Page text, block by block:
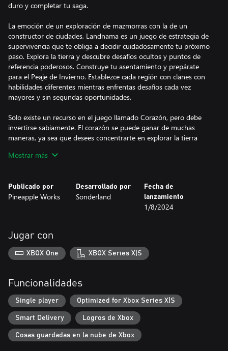
duro y completar tu saga.
La emoción de un exploración de mazmorras con la de un
constructor de ciudades, Landnama es un juego de estrategia de
supervivencia que te obliga a decidir cuidadosamente tu próximo
paso. Explora la tierra y descubre desafíos ocultos y puntos de
referencia poderosos. Construye tu asentamiento y prepárate
para el Peaje de Invierno. Establezce cada región con clanes con
habilidades diferentes mientras enfrentas desafíos cada vez
mayores y sin segundas oportunidades.
Solo existe un recurso en el juego llamado Corazón, pero debe
invertirse sabiamente. El corazón se puede ganar de muchas
maneras, ya sea que desees concentrarte en explorar la tierra
próspero centro de producción. Establezce un asentamiento
Este no es el típico juego vikingo, no hay combates ni
incursiones. En este juego hay agricultores, exploradores y
un duro invierno en el que necesitarás toda tu atención para
sobrevivir.
Landnama es una agotadora carrera contra el tiempo con un
pero también es un mundo hermoso donde puedes congelar el
detalle el asentamiento que has construido y los habitantes
animados que lo pueblan.
Mostrar más
Publicado por
Pineapple Works
Desarrollado por
Sonderland
Fecha de
lanzamiento
1/8/2024
Jugar con
XBOX One XBOX Series X|S
Funcionalidades
Single player Optimized for Xbox Series X|S
Smart Delivery Logros de Xbox
Cosas guardadas en la nube de Xbox